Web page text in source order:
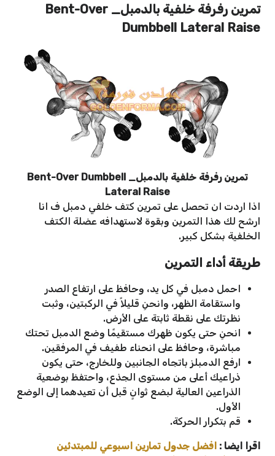
تمرين رفرفة خلفية بالدمبل_ Bent-Over
Dumbbell Lateral Raise
تمرين رفرفة خلفية بالدمبل_ Bent-Over Dumbbell
Lateral Raise
اذا اردت ان تحصل على تمرين كتف خلفي دمبل ف انا
ارشح لك هذا التمرين وبقوة لاستهدافه عضلة الكتف
الخلفية بشكل كبير.
طريقة أداء التمرين
احمل دمبل في كل يد، وحافظ على ارتفاع الصدر
واستقامة الظهر، وانحنِ قليلاً في الركبتين، وثبت
نظرتك على نقطة ثابتة على الأرض.
انحنِ حتى يكون ظهرك مستقيمًا وضع الدمبل تحتك
مباشرة، وحافظ على انحناء طفيف في المرفقين.
ارفع الدمبلز باتجاه الجانبين وللخارج، حتى يكون
ذراعيك أعلى من مستوى الجذع، واحتفظ بوضعية
الذراعين العالية لبضع ثوانٍ قبل أن تعيدهما إلى الوضع
الأول.
قم بتكرار الحركة.
اقرا ايضا : افضل جدول تمارين اسبوعي للمبتدئين